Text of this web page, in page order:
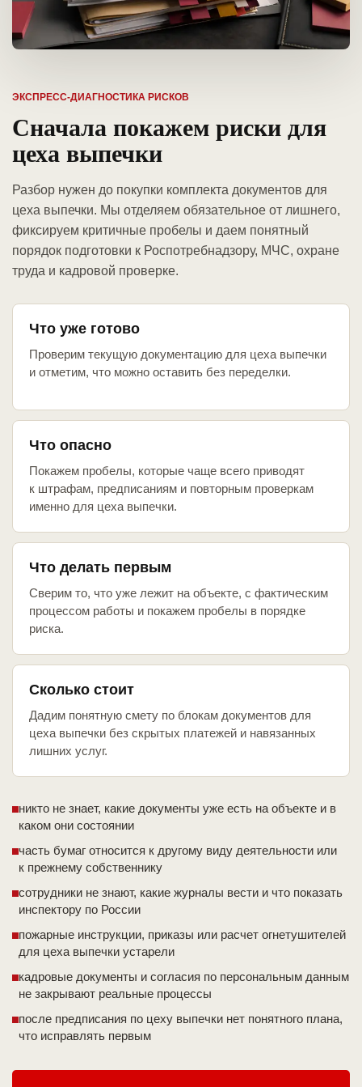
ЭКСПРЕСС-ДИАГНОСТИКА РИСКОВ
Сначала покажем риски для
цеха выпечки
Разбор нужен до покупки комплекта документов для
цеха выпечки. Мы отделяем обязательное от лишнего,
фиксируем критичные пробелы и даем понятный
порядок подготовки к Роспотребнадзору, МЧС, охране
труда и кадровой проверке.
Что уже готово
Проверим текущую документацию для цеха выпечки
и отметим, что можно оставить без переделки.
Что опасно
Покажем пробелы, которые чаще всего приводят
к штрафам, предписаниям и повторным проверкам
именно для цеха выпечки.
Что делать первым
Сверим то, что уже лежит на объекте, с фактическим
процессом работы и покажем пробелы в порядке
риска.
Сколько стоит
Дадим понятную смету по блокам документов для
цеха выпечки без скрытых платежей и навязанных
лишних услуг.
никто не знает, какие документы уже есть на объекте и в
каком они состоянии
часть бумаг относится к другому виду деятельности или
к прежнему собственнику
сотрудники не знают, какие журналы вести и что показать
инспектору по России
пожарные инструкции, приказы или расчет огнетушителей
для цеха выпечки устарели
кадровые документы и согласия по персональным данным
не закрывают реальные процессы
после предписания по цеху выпечки нет понятного плана,
что исправлять первым